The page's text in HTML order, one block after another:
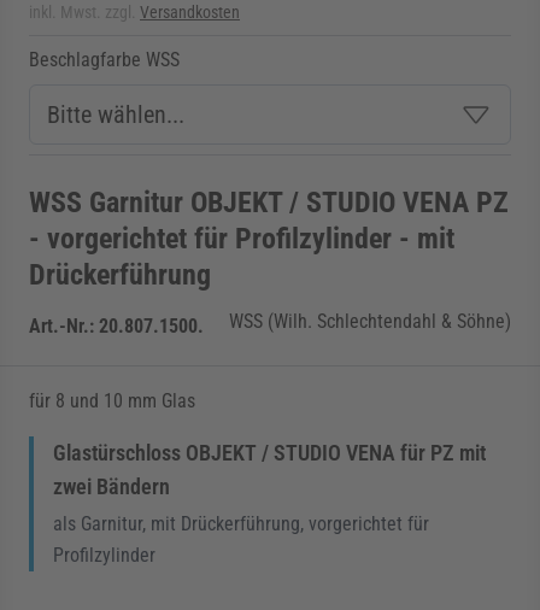
inkl. Mwst. zzgl. Versandkosten
Beschlagfarbe WSS
WSS Garnitur OBJEKT / STUDIO VENA PZ
- vorgerichtet für Profilzylinder - mit
Drückerführung
Art.-Nr.: 20.807.1500. WSS (Wilh. Schlechtendahl & Söhne)
für 8 und 10 mm Glas
Glastürschloss OBJEKT / STUDIO VENA für PZ mit
zwei Bändern
als Garnitur, mit Drückerführung, vorgerichtet für
Profilzylinder